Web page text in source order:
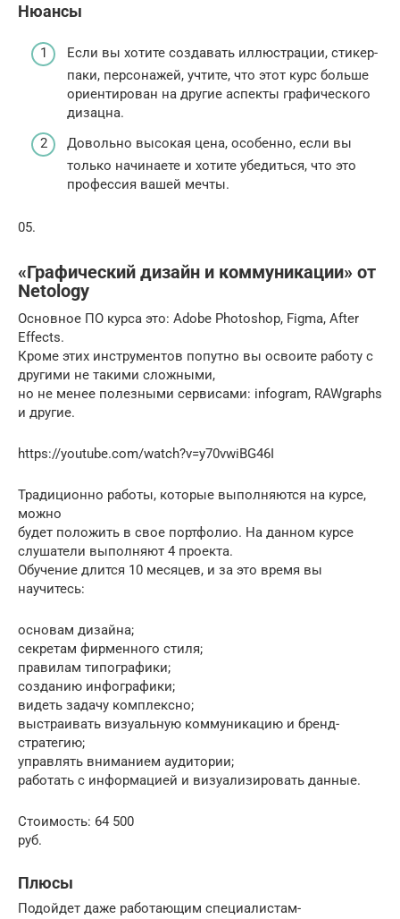
Нюансы
Если вы хотите создавать иллюстрации, стикер-
паки, персонажей, учтите, что этот курс больше
ориентирован на другие аспекты графического
дизацна.
Довольно высокая цена, особенно, если вы
только начинаете и хотите убедиться, что это
профессия вашей мечты.
05.
«Графический дизайн и коммуникации» от
Netology
Основное ПО курса это: Adobe Photoshop, Figma, After
Effects.
Кроме этих инструментов попутно вы освоите работу с
другими не такими сложными,
но не менее полезными сервисами: infogram, RAWgraphs
и другие.
https://youtube.com/watch?v=y70vwiBG46I
Традиционно работы, которые выполняются на курсе,
можно
будет положить в свое портфолио. На данном курсе
слушатели выполняют 4 проекта.
Обучение длится 10 месяцев, и за это время вы
научитесь:
основам дизайна;
секретам фирменного стиля;
правилам типографики;
созданию инфографики;
видеть задачу комплексно;
выстраивать визуальную коммуникацию и бренд-
стратегию;
управлять вниманием аудитории;
работать с информацией и визуализировать данные.
Стоимость: 64 500
руб.
Плюсы
Подойдет даже работающим специалистам-